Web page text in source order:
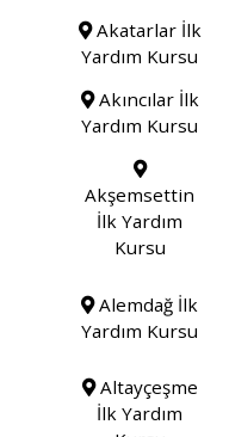
Akatarlar İlk
Yardım Kursu
Akıncılar İlk
Yardım Kursu
Akşemsettin
İlk Yardım
Kursu
Alemdağ İlk
Yardım Kursu
Altayçeşme
İlk Yardım